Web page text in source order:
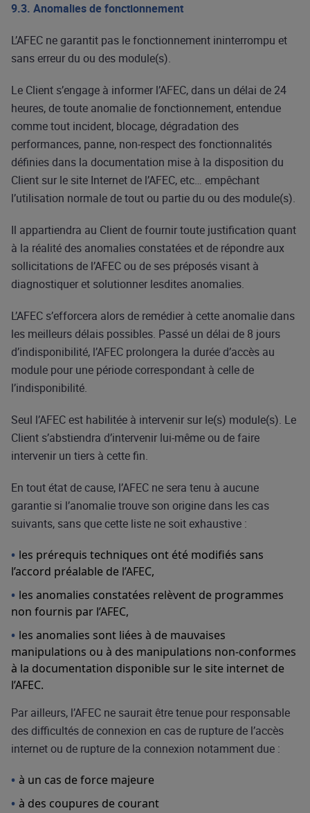
9.3. Anomalies de fonctionnement
L’AFEC ne garantit pas le fonctionnement ininterrompu et
sans erreur du ou des module(s).
Le Client s’engage à informer l’AFEC, dans un délai de 24
heures, de toute anomalie de fonctionnement, entendue
comme tout incident, blocage, dégradation des
performances, panne, non-respect des fonctionnalités
définies dans la documentation mise à la disposition du
Client sur le site Internet de l’AFEC, etc… empêchant
l’utilisation normale de tout ou partie du ou des module(s).
Il appartiendra au Client de fournir toute justification quant
à la réalité des anomalies constatées et de répondre aux
sollicitations de l’AFEC ou de ses préposés visant à
diagnostiquer et solutionner lesdites anomalies.
L’AFEC s’efforcera alors de remédier à cette anomalie dans
les meilleurs délais possibles. Passé un délai de 8 jours
d’indisponibilité, l’AFEC prolongera la durée d’accès au
module pour une période correspondant à celle de
l’indisponibilité.
Seul l’AFEC est habilitée à intervenir sur le(s) module(s). Le
Client s’abstiendra d’intervenir lui-même ou de faire
intervenir un tiers à cette fin.
En tout état de cause, l’AFEC ne sera tenu à aucune
garantie si l’anomalie trouve son origine dans les cas
suivants, sans que cette liste ne soit exhaustive :
les prérequis techniques ont été modifiés sans
l’accord préalable de l’AFEC,
les anomalies constatées relèvent de programmes
non fournis par l’AFEC,
les anomalies sont liées à de mauvaises
manipulations ou à des manipulations non-conformes
à la documentation disponible sur le site internet de
l’AFEC.
Par ailleurs, l’AFEC ne saurait être tenue pour responsable
des difficultés de connexion en cas de rupture de l’accès
internet ou de rupture de la connexion notamment due :
à un cas de force majeure
à des coupures de courant